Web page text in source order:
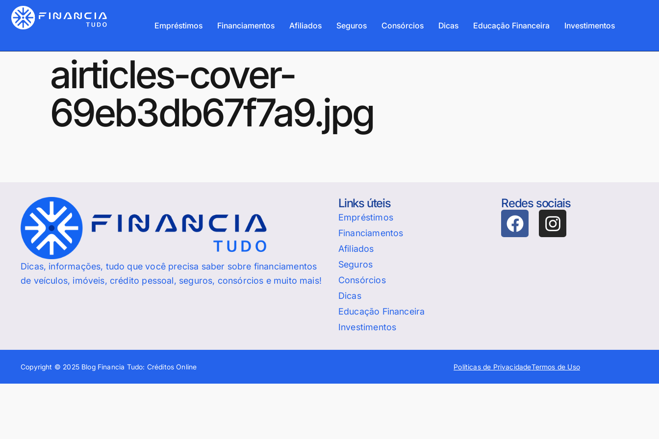
Empréstimos Financiamentos Afiliados Seguros Consórcios Dicas Educação Financeira Investimentos
airticles-cover-
69eb3db67f7a9.jpg
Dicas, informações, tudo que você precisa saber sobre financiamentos
de veículos, imóveis, crédito pessoal, seguros, consórcios e muito mais!
Links úteis
Empréstimos
Financiamentos
Afiliados
Seguros
Consórcios
Dicas
Educação Financeira
Investimentos
Redes sociais
Copyright © 2025 Blog Financia Tudo: Créditos Online Políticas de PrivacidadeTermos de Uso